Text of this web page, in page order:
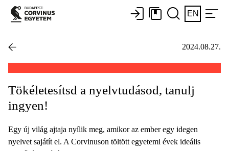
EN
2024.08.27.
Tökéletesítsd a nyelvtudásod, tanulj
ingyen!
Egy új világ ajtaja nyílik meg, amikor az ember egy idegen
nyelvet sajátít el. A Corvinuson töltött egyetemi évek ideális